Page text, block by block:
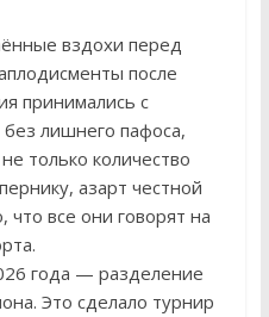
вздохи перед
после
принимались с
лишнего пафоса,
только количество
азарт честной
все они говорят на
года — разделение
Это сделало турнир